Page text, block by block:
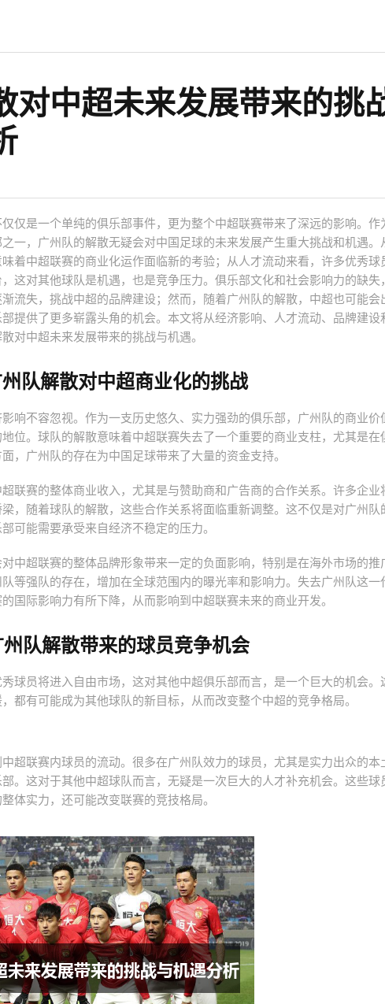
对中超未来发展带来的挑
仅是一个单纯的俱乐部事件，更为整个中超联赛带来了深远的影响。作
一，广州队的解散无疑会对中国足球的未来发展产生重大挑战和机遇。
着中超联赛的商业化运作面临新的考验；从人才流动来看，许多优秀球
这对其他球队是机遇，也是竞争压力。俱乐部文化和社会影响力的缺失
流失，挑战中超的品牌建设；然而，随着广州队的解散，中超也可能会
提供了更多崭露头角的机会。本文将从经济影响、人才流动、品牌建设
对中超未来发展带来的挑战与机遇。
队解散对中超商业化的挑战
响不容忽视。作为一支历史悠久、实力强劲的俱乐部，广州队的商业价
位。球队的解散意味着中超联赛失去了一个重要的商业支柱，尤其是在
，广州队的存在为中国足球带来了大量的资金支持。
联赛的整体商业收入，尤其是与赞助商和广告商的合作关系。许多企业
，随着球队的解散，这些合作关系将面临重新调整。这不仅是对广州队
可能需要承受来自经济不稳定的压力。
中超联赛的整体品牌形象带来一定的负面影响，特别是在海外市场的推
等强队的存在，增加在全球范围内的曝光率和影响力。失去广州队这一
国际影响力有所下降，从而影响到中超联赛未来的商业开发。
队解散带来的球员竞争机会
球员将进入自由市场，这对其他中超俱乐部而言，是一个巨大的机会。
都有可能成为其他球队的新目标，从而改变整个中超的竞争格局。
超联赛内球员的流动。很多在广州队效力的球员，尤其是实力出众的本
。这对于其他中超球队而言，无疑是一次巨大的人才补充机会。这些球
体实力，还可能改变联赛的竞技格局。